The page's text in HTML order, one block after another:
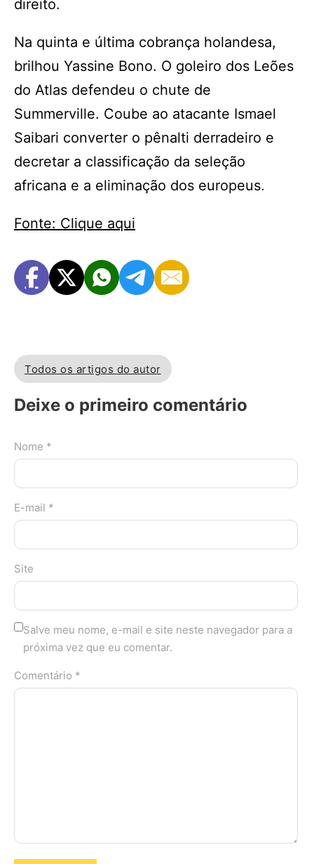
direito.
Na quinta e última cobrança holandesa,
brilhou Yassine Bono. O goleiro dos Leões
do Atlas defendeu o chute de
Summerville. Coube ao atacante Ismael
Saibari converter o pênalti derradeiro e
decretar a classificação da seleção
africana e a eliminação dos europeus.
Fonte: Clique aqui
Todos os artigos do autor
Deixe o primeiro comentário
Nome *
E-mail *
Site
Salve meu nome, e-mail e site neste navegador para a
próxima vez que eu comentar.
Comentário *